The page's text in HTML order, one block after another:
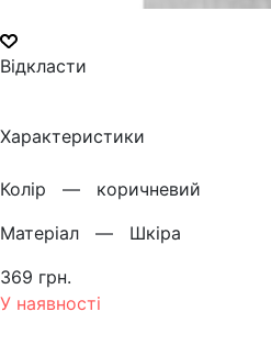
Відкласти
Характеристики
Колiр — коричневий
Матерiал — Шкіра
369 грн.
У наявності